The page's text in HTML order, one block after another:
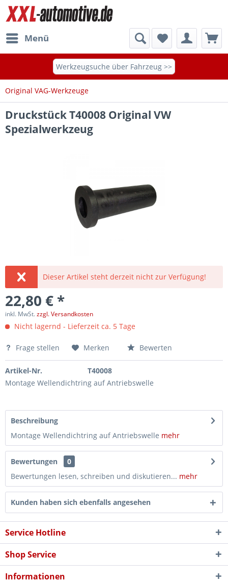
Menü
Werkzeugsuche über Fahrzeug >>
Original VAG-Werkzeuge
Druckstück T40008 Original VW
Spezialwerkzeug
Dieser Artikel steht derzeit nicht zur Verfügung!
22,80 € *
inkl. MwSt.zzgl. Versandkosten
Nicht lagernd - Lieferzeit ca. 5 Tage
Frage stellen Merken Bewerten
Artikel-Nr.
T40008
Montage Wellendichtring auf Antriebswelle
Beschreibung
Montage Wellendichtring auf Antriebswelle mehr
Bewertungen
0
Bewertungen lesen, schreiben und diskutieren... mehr
Kunden haben sich ebenfalls angesehen
Service Hotline
Shop Service
Informationen